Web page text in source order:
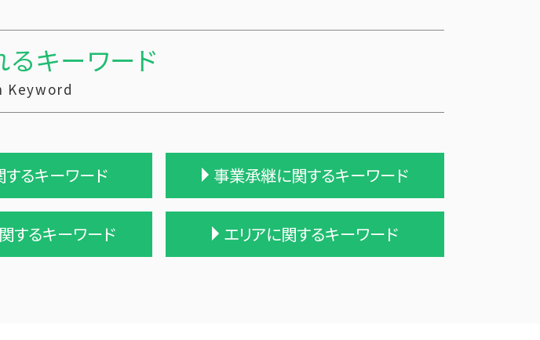
るキーワード
Keyword
るキーワード 事業承継に関するキーワード
企業の合併
会社 合併 デメリット
するキーワード エリアに関するキーワード